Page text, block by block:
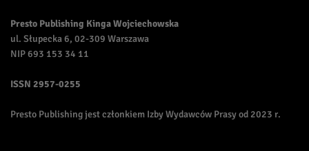
Presto Publishing Kinga Wojciechowska
ul. Słupecka 6, 02-309 Warszawa
NIP 693 153 34 11
ISSN 2957-0255
Presto Publishing jest członkiem Izby Wydawców Prasy od 2023 r.